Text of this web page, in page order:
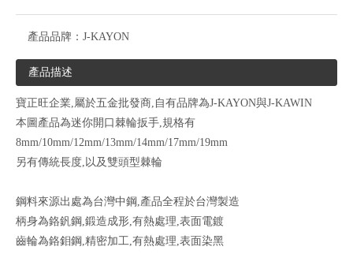
產品品牌： J-KAYON
產品描述
寶正旺企業,屬於五金批發商,自有品牌為J-KAYON與J-KAWIN
本圖產品為迷你開口棘輪扳手,規格有
8mm/10mm/12mm/13mm/14mm/17mm/19mm
另有傳統長度,以及雙頭型棘輪
鋼料來源出處為台灣中鋼,產品全程於台灣製造
柄身為鉻釩鋼,鍛造成形,有熱處理,表面電鍍
齒輪為鉻鉬鋼,精密加工,有熱處理,表面染黑